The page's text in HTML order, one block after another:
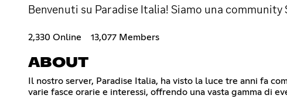
Benvenuti su Paradise Italia! Siamo una
2,330 Online 13,077 Members
ABOUT
Il nostro server, Paradise Italia, ha visto la luce tre anni fa
varie fasce orarie e interessi, offrendo una vasta gamma di